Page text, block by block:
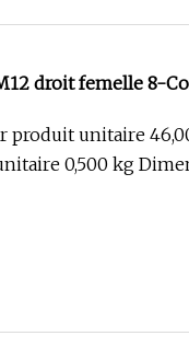
droit femelle 8-
produit unitaire
0,500 kg